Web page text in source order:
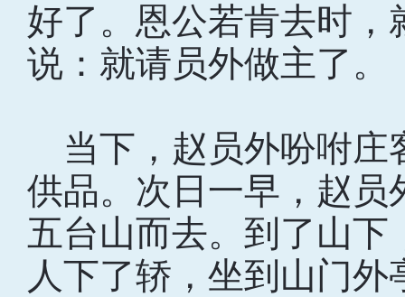
好了。恩公若肯去时
说：就请员外做主了。
当下，赵员外吩咐庄
供品。次日一早，赵员
五台山而去。到了山下
人下了轿，坐到山门